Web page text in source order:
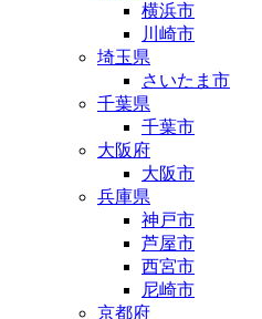
横浜市
川崎市
埼玉県
さいたま市
千葉県
千葉市
大阪府
大阪市
兵庫県
神戸市
芦屋市
西宮市
尼崎市
京都府